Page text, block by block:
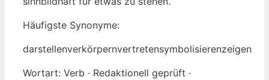
Häufigste Synonyme:
darstellenverkörpernvertretensymbolisierenzeigen
Wortart: Verb · Redaktionell geprüft ·